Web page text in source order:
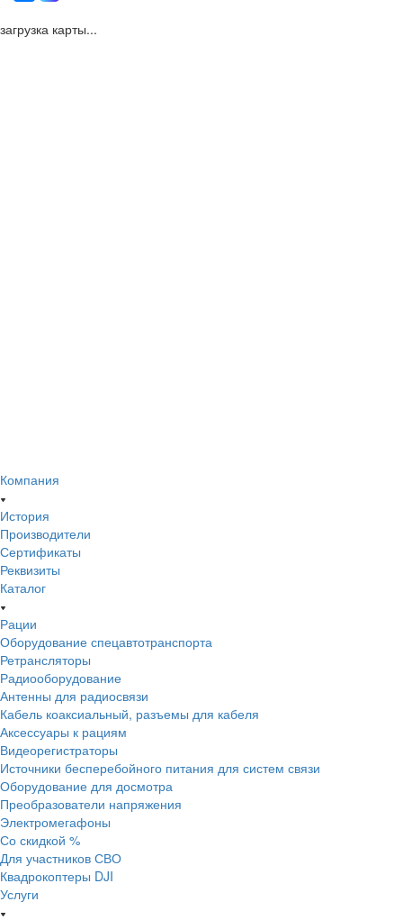
загрузка карты...
Компания
История
Производители
Сертификаты
Реквизиты
Каталог
Рации
Оборудование спецавтотранспорта
Ретрансляторы
Радиооборудование
Антенны для радиосвязи
Кабель коаксиальный, разъемы для кабеля
Аксессуары к рациям
Видеорегистраторы
Источники бесперебойного питания для систем связи
Оборудование для досмотра
Преобразователи напряжения
Электромегафоны
Со скидкой %
Для участников СВО
Квадрокоптеры DJI
Услуги